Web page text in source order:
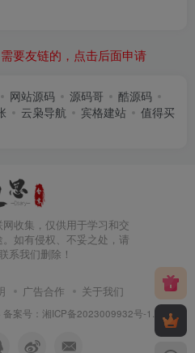
要友链的，点击后面申请
网站源码 源码哥
酷源码
云枭导航 宾格建站
值得买
收集，仅供用于学习和交
如有侵权、不妥之处，请
系我们删除！
广告合作 关于我们
· 备案号： 湘ICP备2023009932号-1